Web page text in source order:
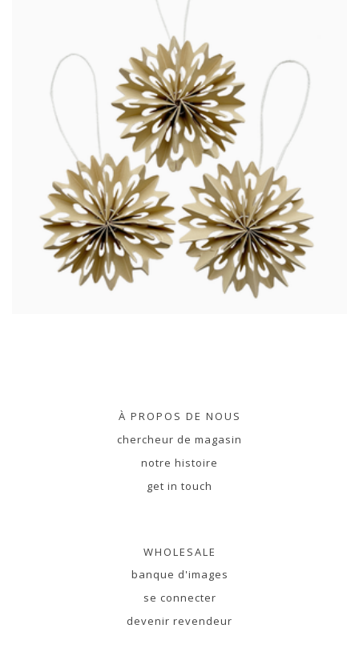
À PROPOS DE NOUS
chercheur de magasin
notre histoire
get in touch
WHOLESALE
banque d'images
se connecter
devenir revendeur